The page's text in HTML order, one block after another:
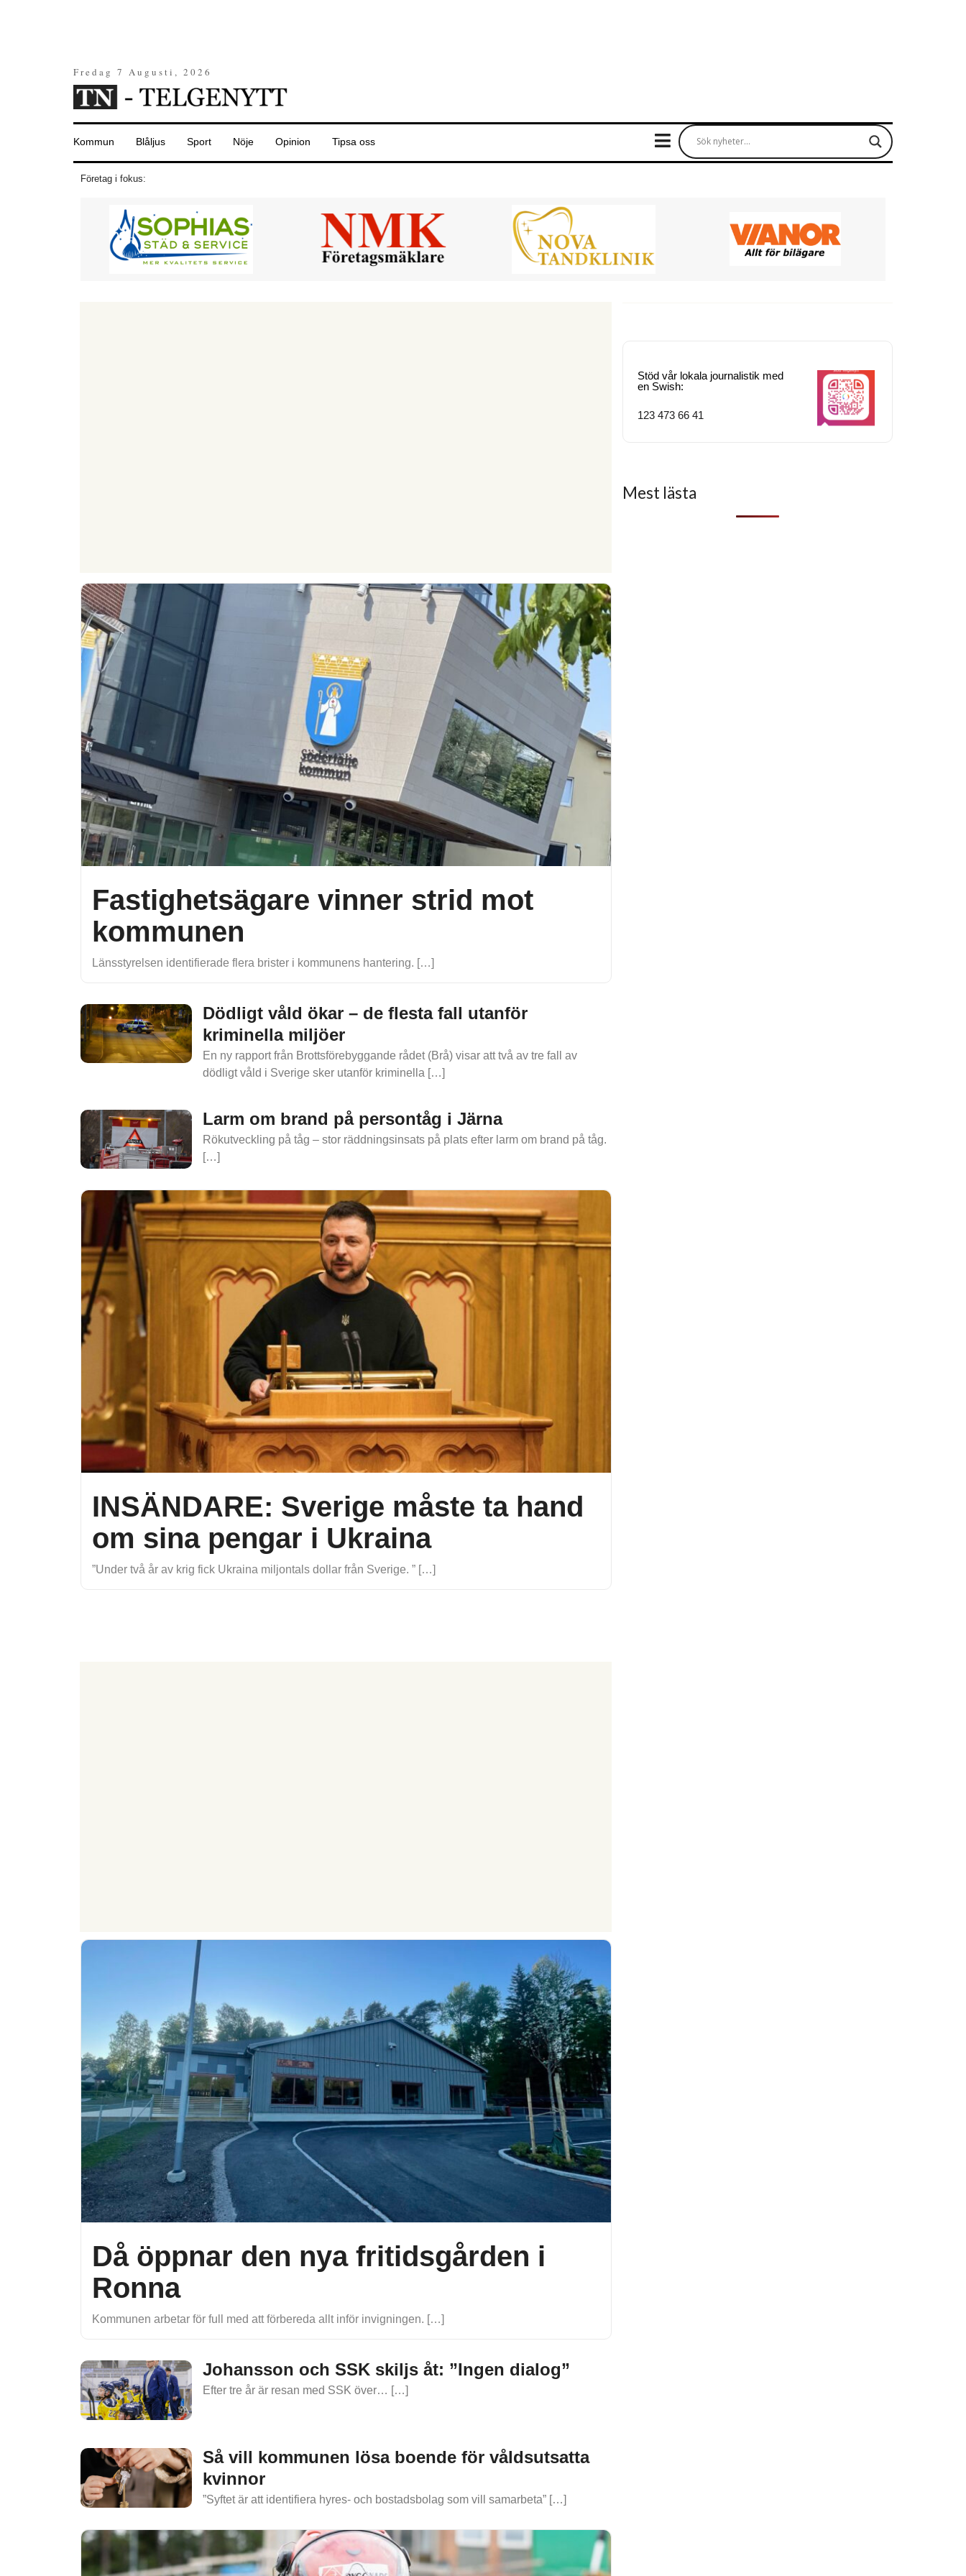
Fredag 7 Augusti, 2026
Kommun Blåljus Sport Nöje Opinion Tipsa oss
Företag i fokus:
Fastighetsägare vinner strid mot
kommunen
Länsstyrelsen identifierade flera brister i kommunens hantering. […]
Dödligt våld ökar – de flesta fall utanför
kriminella miljöer
En ny rapport från Brottsförebyggande rådet (Brå) visar att två av tre fall av
dödligt våld i Sverige sker utanför kriminella […]
Larm om brand på persontåg i Järna
Rökutveckling på tåg – stor räddningsinsats på plats efter larm om brand på tåg.
[…]
INSÄNDARE: Sverige måste ta hand
om sina pengar i Ukraina
”Under två år av krig fick Ukraina miljontals dollar från Sverige. ” […]
Då öppnar den nya fritidsgården i
Ronna
Kommunen arbetar för full med att förbereda allt inför invigningen. […]
Johansson och SSK skiljs åt: ”Ingen dialog”
Efter tre år är resan med SSK över… […]
Så vill kommunen lösa boende för våldsutsatta
kvinnor
”Syftet är att identifiera hyres- och bostadsbolag som vill samarbeta” […]
Stöd vår lokala journalistik med
en Swish:
123 473 66 41
Mest lästa